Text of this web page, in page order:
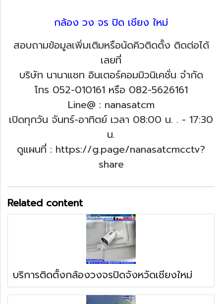
กล้อง วง จร ปิด เชียง ใหม่
สอบถามข้อมูลเพิ่มเติมหรือนัดคิวติดตั้ง ติดต่อได้
เลยที่
บริษัท นานาแซท อินเตอร์คอมมิวนิเคชั่น จำกัด
โทร 052-010161 หรือ 082-5626161
Line@ : nanasatcm
เปิดทุกวัน จันทร์-อาทิตย์ เวลา 08:00 น. . - 17:30
น.
ดูแผนที่ : https://g.page/nanasatcmcctv?
share
Related content
บริการติดตั้งกล้องวงจรปิดจังหวัดเชียงใหม่